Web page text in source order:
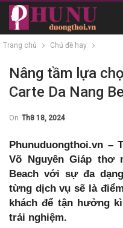
Trang chủ Chủ đề hay
Nâng tầm lựa
Carte Da Nang
On Th8 18, 2024
Phunuduongthoi.vn –
Võ Nguyên Giáp thơ
Beach với sự đa
từng dịch vụ sẽ là
khách để tận hưởng
trải nghiệm.